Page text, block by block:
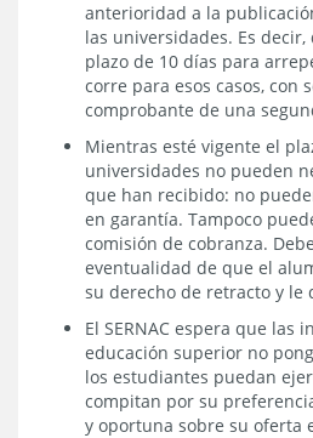
anterioridad a la
las universidades. Es
plazo de 10 días para
corre para esos casos, con
comprobante de una
Mientras esté vigente el
universidades no pueden
que han recibido: no
en garantía. Tampoco
comisión de cobranza.
eventualidad de que el
su derecho de retracto y le
El SERNAC espera que las
educación superior no
los estudiantes puedan
compitan por su
y oportuna sobre su oferta